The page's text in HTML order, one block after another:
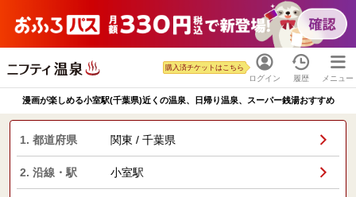
ログイン
購入済チケットはこちら
履歴 メニュー
漫画が楽しめる小室駅(千葉県)近くの温泉、日帰り温泉、スーパー銭湯おすすめ
1. 都道府県 関東 / 千葉県
2. 沿線・駅 小室駅